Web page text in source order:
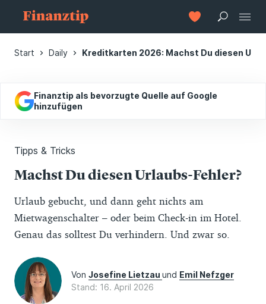
Start Daily Kreditkarten 2026: Machst Du diesen
Finanztip als bevorzugte Quelle auf Google
hinzufügen
Tipps & Tricks
Machst Du diesen Urlaubs-Fehler?
Urlaub gebucht, und dann geht nichts am
Mietwagenschalter – oder beim Check-in im Hotel.
Genau das solltest Du verhindern. Und zwar so.
Von Josefine Lietzau und Emil Nefzger
Stand: 16. April 2026